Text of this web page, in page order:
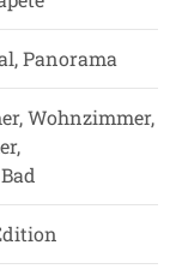
Panorama
Wohnzimmer,